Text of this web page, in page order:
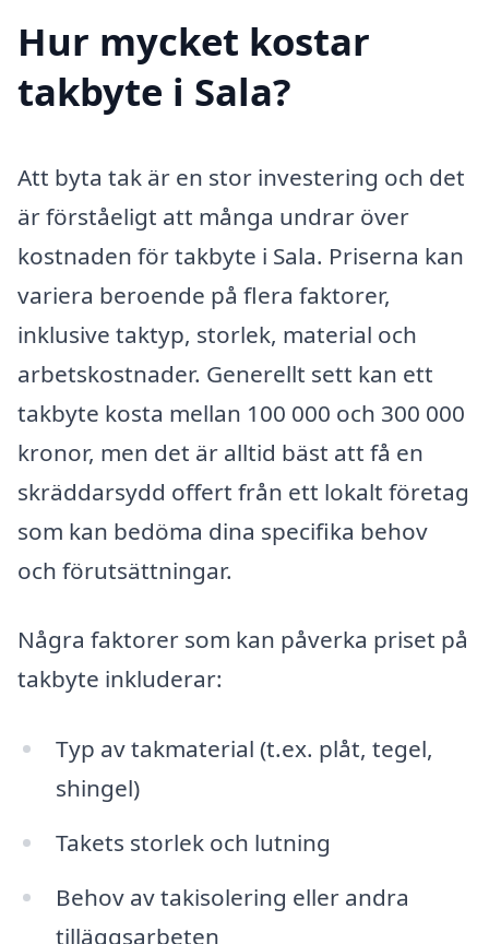
Hur mycket kostar
takbyte i Sala?
Att byta tak är en stor investering och det
är förståeligt att många undrar över
kostnaden för takbyte i Sala. Priserna kan
variera beroende på flera faktorer,
inklusive taktyp, storlek, material och
arbetskostnader. Generellt sett kan ett
takbyte kosta mellan 100 000 och 300 000
kronor, men det är alltid bäst att få en
skräddarsydd offert från ett lokalt företag
som kan bedöma dina specifika behov
och förutsättningar.
Några faktorer som kan påverka priset på
takbyte inkluderar:
Typ av takmaterial (t.ex. plåt, tegel,
shingel)
Takets storlek och lutning
Behov av takisolering eller andra
tilläggsarbeten